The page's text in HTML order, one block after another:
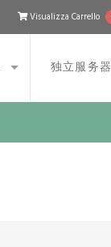
Visualizza Carrello
独立服务器